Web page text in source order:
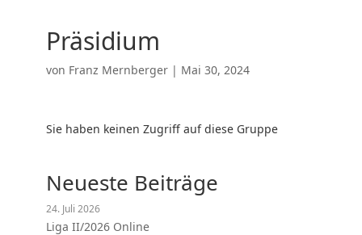
Präsidium
von Franz Mernberger| Mai 30, 2024
Sie haben keinen Zugriff auf diese Gruppe
Neueste Beiträge
Liga II/2026 Online
24. Juli 2026